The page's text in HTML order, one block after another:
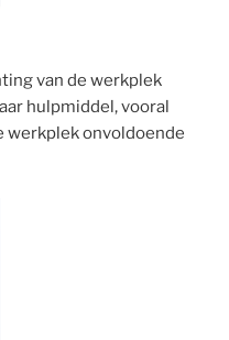
van de werkplek
hulpmiddel, vooral
werkplek onvoldoende